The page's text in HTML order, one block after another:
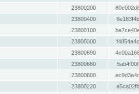
23800200
23800400
23800100
23800300
23800690
23800680
23800800
23800220